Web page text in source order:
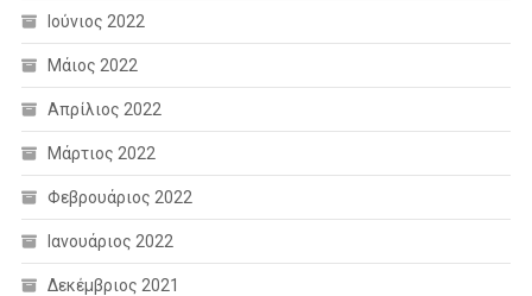
Ιούνιος 2022
Μάιος 2022
Απρίλιος 2022
Μάρτιος 2022
Φεβρουάριος 2022
Ιανουάριος 2022
Δεκέμβριος 2021